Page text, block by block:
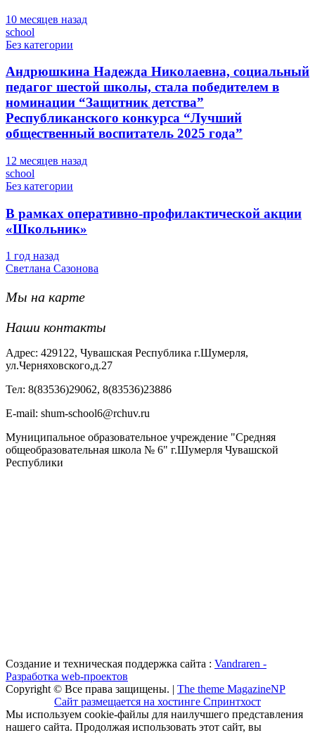
10 месяцев назад
school
Без категории
Андрюшкина Надежда Николаевна, социальный
педагог шестой школы, стала победителем в
номинации “Защитник детства”
Республиканского конкурса “Лучший
общественный воспитатель 2025 года”
12 месяцев назад
school
Без категории
В рамках оперативно-профилактической акции
«Школьник»
1 год назад
Светлана Сазонова
Мы на карте
Наши контакты
Адрес: 429122, Чувашская Республика г.Шумерля,
ул.Черняховского,д.27
Тел: 8(83536)29062, 8(83536)23886
Е-mail: shum-school6@rchuv.ru
Муниципальное образовательное учреждение "Средняя
общеобразовательная школа № 6" г.Шумерля Чувашской
Республики
Создание и техническая поддержка сайта : Vandraren -
Разработка web-проектов
Copyright © Все права защищены. | The theme MagazineNP
Сайт размещается на хостинге Спринтхост
Мы используем cookie-файлы для наилучшего представления
нашего сайта. Продолжая использовать этот сайт, вы